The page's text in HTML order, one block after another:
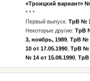
«Троицкий вариант» №
* * *
Первый выпуск: ТрВ № 1
Некоторые другие: ТрВ
3, ноябрь, 1989 ТрВ №
10 от 17.05.1990 ТрВ №
№ 14 от 15.08.1990 ТрВ